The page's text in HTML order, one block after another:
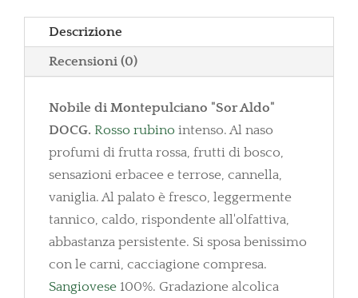
Descrizione
Recensioni (0)
Nobile di Montepulciano "Sor Aldo"
DOCG. Rosso rubino intenso. Al naso
profumi di frutta rossa, frutti di bosco,
sensazioni erbacee e terrose, cannella,
vaniglia. Al palato è fresco, leggermente
tannico, caldo, rispondente all'olfattiva,
abbastanza persistente. Si sposa benissimo
con le carni, cacciagione compresa.
Sangiovese 100%. Gradazione alcolica